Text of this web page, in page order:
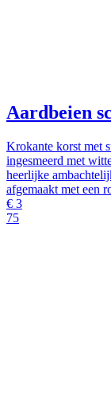
Aardbeien
Krokante korst met
ingesmeerd met
heerlijke
afgemaakt met een
€ 3
75